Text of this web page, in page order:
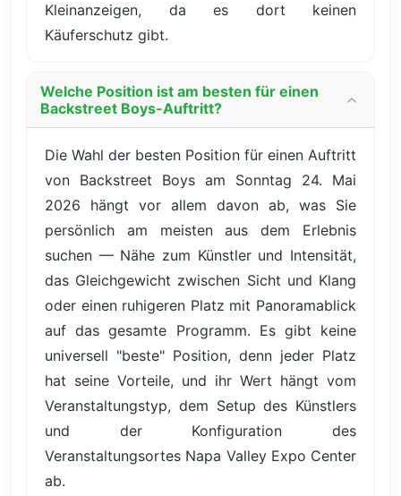
Kleinanzeigen, da es dort keinen
Käuferschutz gibt.
Welche Position ist am besten für einen
Backstreet Boys-Auftritt?
Die Wahl der besten Position für einen Auftritt
von Backstreet Boys am Sonntag 24. Mai
2026 hängt vor allem davon ab, was Sie
persönlich am meisten aus dem Erlebnis
suchen — Nähe zum Künstler und Intensität,
das Gleichgewicht zwischen Sicht und Klang
oder einen ruhigeren Platz mit Panoramablick
auf das gesamte Programm. Es gibt keine
universell "beste" Position, denn jeder Platz
hat seine Vorteile, und ihr Wert hängt vom
Veranstaltungstyp, dem Setup des Künstlers
und der Konfiguration des
Veranstaltungsortes Napa Valley Expo Center
ab.